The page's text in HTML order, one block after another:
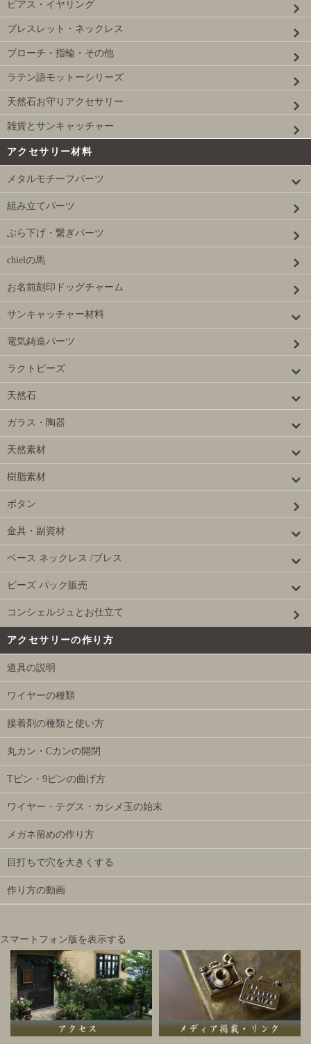
ピアス・イヤリング
ブレスレット・ネックレス
ブローチ・指輪・その他
ラテン語モットーシリーズ
天然石お守りアクセサリー
雑貨とサンキャッチャー
アクセサリー材料
メタルモチーフパーツ
組み立てパーツ
ぶら下げ・繋ぎパーツ
chielの馬
お名前刻印ドッグチャーム
サンキャッチャー材料
電気鋳造パーツ
ラクトビーズ
天然石
ガラス・陶器
天然素材
樹脂素材
ボタン
金具・副資材
ベース ネックレス /ブレス
ビーズ パック販売
コンシェルジュとお仕立て
アクセサリーの作り方
道具の説明
ワイヤーの種類
接着剤の種類と使い方
丸カン・Cカンの開閉
Tピン・9ピンの曲げ方
ワイヤー・テグス・カシメ玉の始末
メガネ留めの作り方
目打ちで穴を大きくする
作り方の動画
スマートフォン版を表示する